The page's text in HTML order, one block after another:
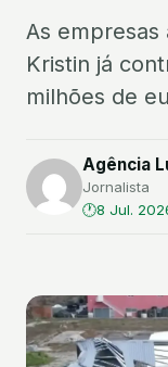
As
Kristin já
milhões de
Agência
Jornalista
8 Jul.